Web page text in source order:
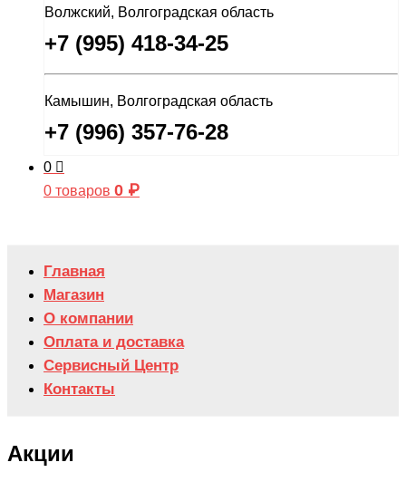
Волжский, Волгоградская область
+7 (995) 418-34-25
Камышин, Волгоградская область
+7 (996) 357-76-28
0
0 товаров 0 ₽
Главная
Магазин
О компании
Оплата и доставка
Сервисный Центр
Контакты
Акции